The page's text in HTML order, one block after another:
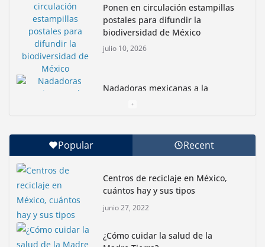
Ponen en circulación estampillas
postales para difundir la
biodiversidad de México
julio 10, 2026
Nadadoras mexicanas a la
conquista de la Isla Coronado por
for Animals buscan inhibir tráfico de aves
junio 15, 2026
Inauguran nuevo Embarcadero Cuemanco para
reactivar la zona lacustre de Xochimilco
Popular Recent
Centros de reciclaje en México,
cuántos hay y sus tipos
junio 27, 2022
¿Cómo cuidar la salud de la